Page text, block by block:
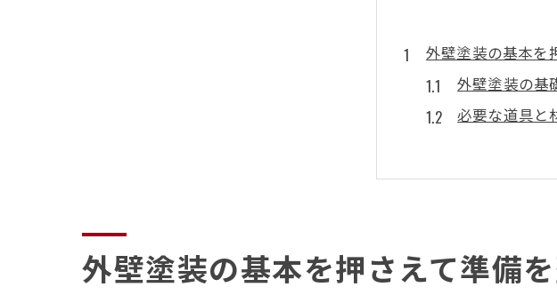
外壁塗装の基本を
外壁塗装の基
必要な道具と
施工前に確認
塗装業者の選
悪い下地は塗装の
外壁塗装の基本を押さえて準備